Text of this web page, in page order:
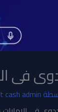
فى
cash admin